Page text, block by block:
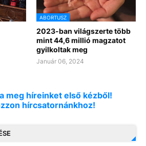
ABORTUSZ
2023-ban világszerte több
mint 44,6 millió magzatot
gyilkoltak meg
Január 06, 2024
meg híreinket első kézből!
hírcsatornánkhoz!